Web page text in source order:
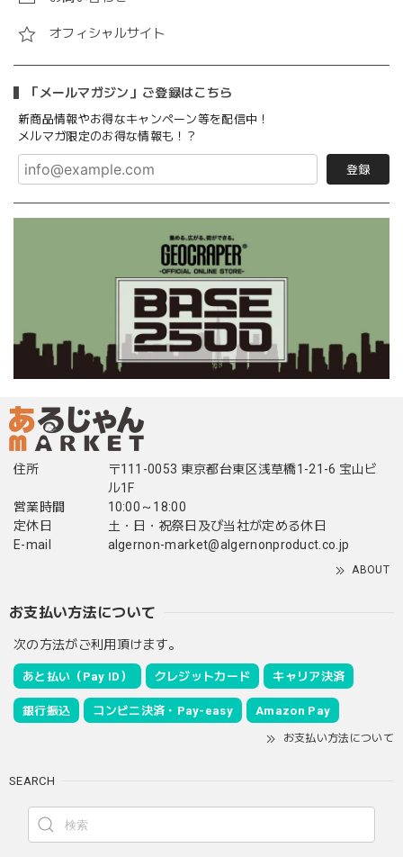
オフィシャルサイト
「メールマガジン」ご登録はこちら
新商品情報やお得なキャンペーン等を配信中！
メルマガ限定のお得な情報も！？
登録
住所
〒111-0053 東京都台東区浅草橋1-21-6 宝山ビ
ル1F
営業時間
10:00～18:00
定休日
土・日・祝祭日及び当社が定める休日
E-mail
algernon-market@algernonproduct.co.jp
ABOUT
お支払い方法について
次の方法がご利用頂けます。
あと払い（Pay ID） クレジットカード キャリア決済
銀行振込 コンビニ決済・Pay-easy Amazon Pay
お支払い方法について
SEARCH